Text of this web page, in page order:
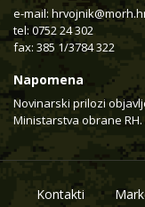
e-mail:
tel: 0752 24 302
fax: 385 1/3784 322
Napomena
Novinarski prilozi
Ministarstva obrane
Kontakti